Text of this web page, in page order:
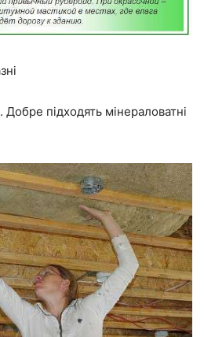
Добре підходять мінераловатні